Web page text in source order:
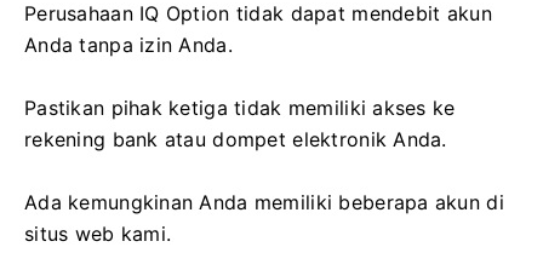
Perusahaan IQ Option tidak dapat mendebit akun
Anda tanpa izin Anda.
Pastikan pihak ketiga tidak memiliki akses ke
rekening bank atau dompet elektronik Anda.
Ada kemungkinan Anda memiliki beberapa akun di
situs web kami.